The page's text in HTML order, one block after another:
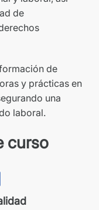
de
de
y prácticas en
una
laboral.
curso